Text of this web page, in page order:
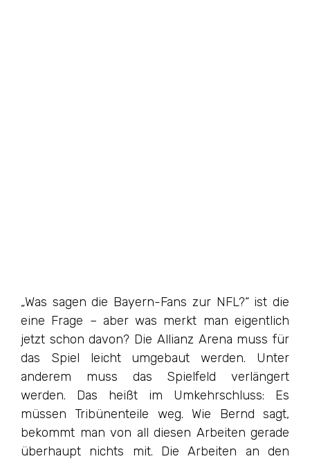
„Was sagen die Bayern-Fans zur NFL?“ ist die
eine Frage – aber was merkt man eigentlich
jetzt schon davon? Die Allianz Arena muss für
das Spiel leicht umgebaut werden. Unter
anderem muss das Spielfeld verlängert
werden. Das heißt im Umkehrschluss: Es
müssen Tribünenteile weg. Wie Bernd sagt,
bekommt man von all diesen Arbeiten gerade
überhaupt nichts mit. Die Arbeiten an den